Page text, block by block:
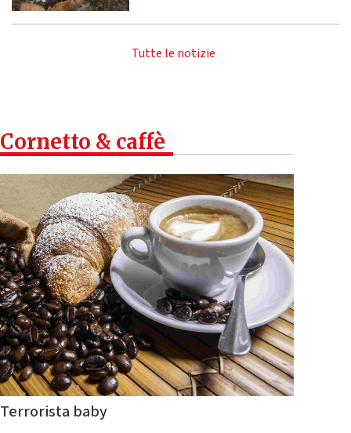
Tutte le notizie
Cornetto & caffè
Terrorista baby